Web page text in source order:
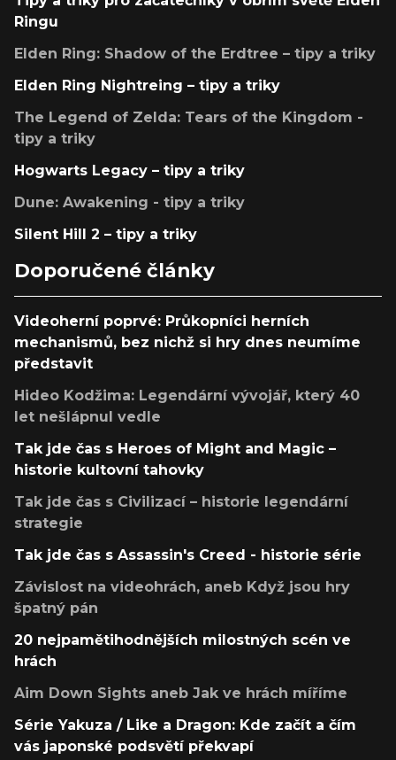
Ringu
Elden Ring: Shadow of the Erdtree – tipy a triky
Elden Ring Nightreing – tipy a triky
The Legend of Zelda: Tears of the Kingdom -
tipy a triky
Hogwarts Legacy – tipy a triky
Dune: Awakening - tipy a triky
Silent Hill 2 – tipy a triky
Doporučené články
Videoherní poprvé: Průkopníci herních
mechanismů, bez nichž si hry dnes neumíme
představit
Hideo Kodžima: Legendární vývojář, který 40
let nešlápnul vedle
Tak jde čas s Heroes of Might and Magic –
historie kultovní tahovky
Tak jde čas s Civilizací – historie legendární
strategie
Tak jde čas s Assassin's Creed - historie série
Závislost na videohrách, aneb Když jsou hry
špatný pán
20 nejpamětihodnějších milostných scén ve
hrách
Aim Down Sights aneb Jak ve hrách míříme
Série Yakuza / Like a Dragon: Kde začít a čím
vás japonské podsvětí překvapí